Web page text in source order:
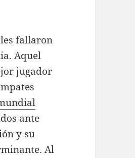
fallaron
Aquel
jugador
ante
y su
Al